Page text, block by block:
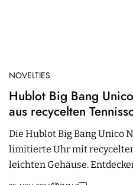
NOVELTIES
Hublot Big Bang
aus recycelten
Die Hublot Big Bang Unico
limitierte Uhr mit
leichten Gehäuse.
besonderen Edition.